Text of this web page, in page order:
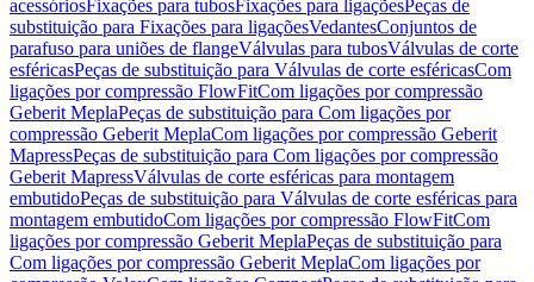
acessóriosFixações para tubosFixações para ligaçõesPeças de
substituição para Fixações para ligaçõesVedantesConjuntos de
parafuso para uniões de flangeVálvulas para tubosVálvulas de corte
esféricasPeças de substituição para Válvulas de corte esféricasCom
ligações por compressão FlowFitCom ligações por compressão
Geberit MeplaPeças de substituição para Com ligações por
compressão Geberit MeplaCom ligações por compressão Geberit
MapressPeças de substituição para Com ligações por compressão
Geberit MapressVálvulas de corte esféricas para montagem
embutidoPeças de substituição para Válvulas de corte esféricas para
montagem embutidoCom ligações por compressão FlowFitCom
ligações por compressão Geberit MeplaPeças de substituição para
Com ligações por compressão Geberit MeplaCom ligações por